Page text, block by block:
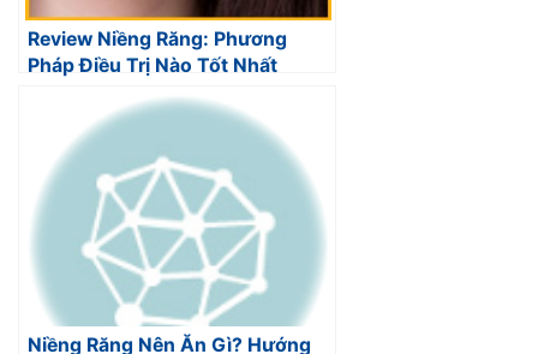
Review Niềng Răng: Phương
Pháp Điều Trị Nào Tốt Nhất
Niềng Răng Nên Ăn Gì? Hướng